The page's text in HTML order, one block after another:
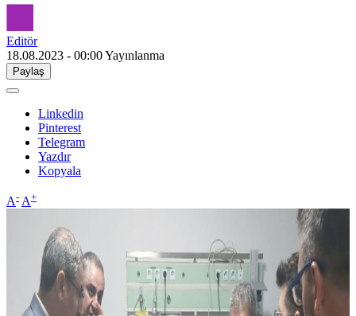
Editör
18.08.2023 - 00:00Yayınlanma
Paylaş
Linkedin
Pinterest
Telegram
Yazdır
Kopyala
A- A+